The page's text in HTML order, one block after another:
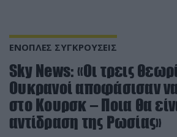
ΕΝΟΠΛΕΣ ΣΥΓΚΡΟΥΣΕΙΣ
Sky News: «Οι τρεις
Ουκρανοί αποφάσισαν
στο Κουρσκ – Ποια θα
αντίδραση της Ρωσίας»